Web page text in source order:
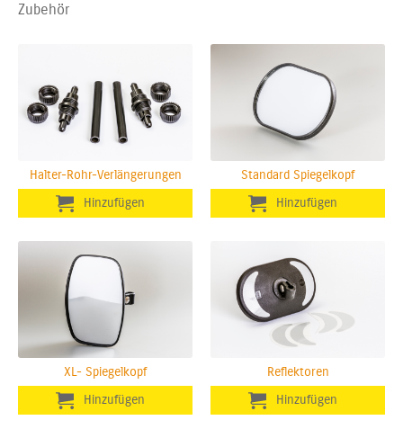
Zubehör
Halter-Rohr-Verlängerungen Standard Spiegelkopf
XL- Spiegelkopf Reflektoren